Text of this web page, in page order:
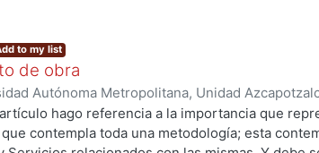
to my list
de obra
Autónoma Metropolitana, Unidad
el Diseño, Departamento de Procesos y
Alférez, Alberto
hago referencia a la importancia que
contempla toda una metodología; esta